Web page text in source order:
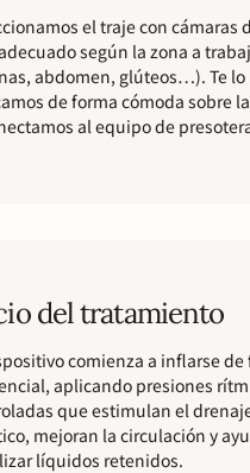
el traje con cámaras
según la zona a
abdomen, glúteos…). Te lo
de forma cómoda sobre
al equipo de
del tratamiento
comienza a inflarse de
aplicando presiones
que estimulan el
mejoran la circulación y
líquidos retenidos.